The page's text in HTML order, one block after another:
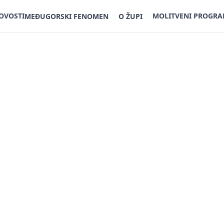
MEĐUGORSKI FENOMEN O ŽUPI MOLITVENI